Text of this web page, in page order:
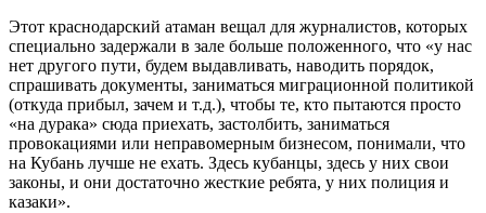
Этот краснодарский атаман вещал для журналистов, которых
специально задержали в зале больше положенного, что «у нас
нет другого пути, будем выдавливать, наводить порядок,
спрашивать документы, заниматься миграционной политикой
(откуда прибыл, зачем и т.д.), чтобы те, кто пытаются просто
«на дурака» сюда приехать, застолбить, заниматься
провокациями или неправомерным бизнесом, понимали, что
на Кубань лучше не ехать. Здесь кубанцы, здесь у них свои
законы, и они достаточно жесткие ребята, у них полиция и
казаки».